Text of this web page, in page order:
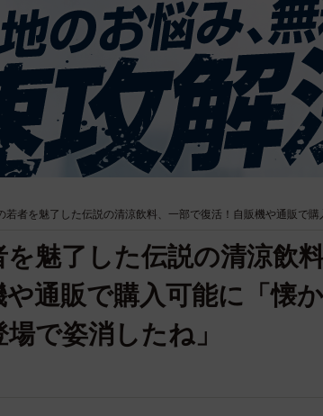
若者を魅了した伝説の清涼飲料、一部で復活！自販機や通販で
を魅了した伝説の清涼飲
通販で購入可能に「懐か
場で姿消したね」